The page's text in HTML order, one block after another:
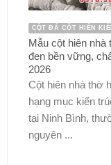
CỘT ĐÁ CỘT HIÊN
Mẫu cột hiên nhà
đen bền vững,
2026
Cột hiên nhà thờ
hạng mục kiến
tại Ninh Bình,
nguyên ...